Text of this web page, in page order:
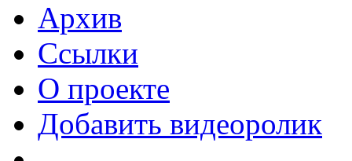
Архив
Ссылки
О проекте
Добавить видеоролик